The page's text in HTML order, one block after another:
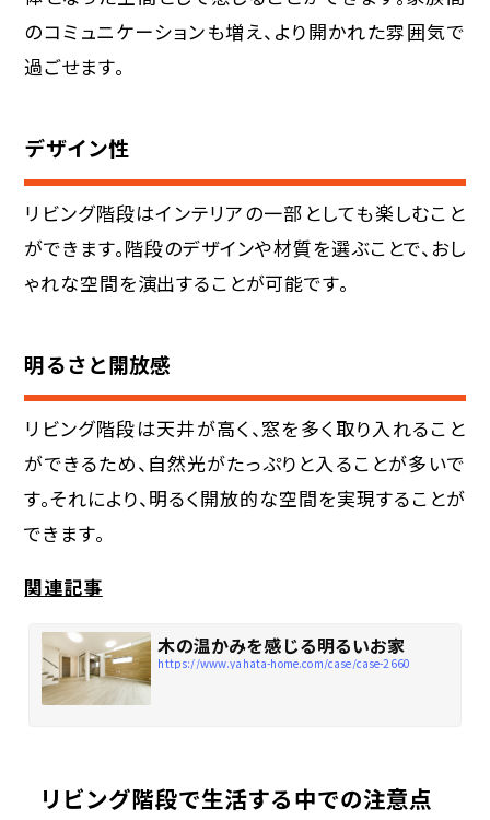
のコミュニケーションも増え、より開かれた雰囲気で
過ごせます。
デザイン性
リビング階段はインテリアの一部としても楽しむこと
ができます。階段のデザインや材質を選ぶことで、おし
ゃれな空間を演出することが可能です。
明るさと開放感
リビング階段は天井が高く、窓を多く取り入れること
ができるため、自然光がたっぷりと入ることが多いで
す。それにより、明るく開放的な空間を実現することが
できます。
関連記事
木の温かみを感じる明るいお家
https://www.yahata-home.com/case/case-2660
リビング階段で生活する中での注意点